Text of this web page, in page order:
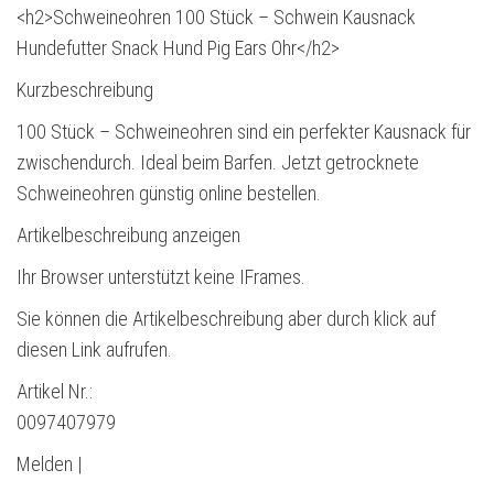
<h2>Schweineohren 100 Stück – Schwein Kausnack
Hundefutter Snack Hund Pig Ears Ohr</h2>
Kurzbeschreibung
100 Stück – Schweineohren sind ein perfekter Kausnack für
zwischendurch. Ideal beim Barfen. Jetzt getrocknete
Schweineohren günstig online bestellen.
Artikelbeschreibung anzeigen
Ihr Browser unterstützt keine IFrames.
Sie können die Artikelbeschreibung aber durch klick auf
diesen Link aufrufen.
Artikel Nr.:
0097407979
Melden |